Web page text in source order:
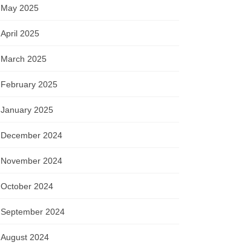
May 2025
April 2025
March 2025
February 2025
January 2025
December 2024
November 2024
October 2024
September 2024
August 2024